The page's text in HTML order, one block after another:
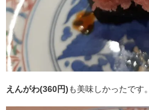
えんがわ(360円) も美味しかったです。